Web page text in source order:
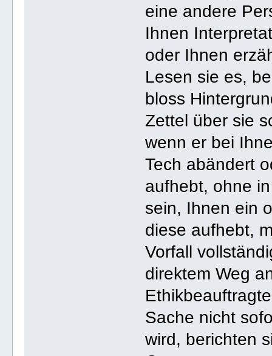
eine andere
Ihnen
oder Ihnen
Lesen sie es,
bloss
Zettel über sie
wenn er bei
Tech abändert
aufhebt, ohne
sein, Ihnen ein
diese aufhebt,
Vorfall
direktem Weg
Sache nicht
wird, berichten